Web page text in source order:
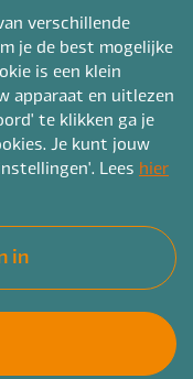
verschillende
je de best mogelijke
is een klein
apparaat en uitlezen
te klikken ga je
Je kunt jouw
Lees hier
in